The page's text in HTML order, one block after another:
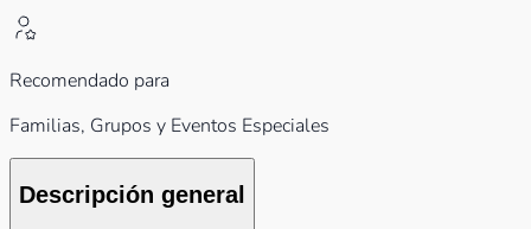
Recomendado para
Familias, Grupos y Eventos Especiales
Descripción general